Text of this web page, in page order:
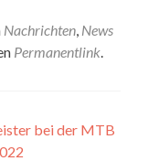
Nachrichten, News
Permanentlink.
bei der MTB